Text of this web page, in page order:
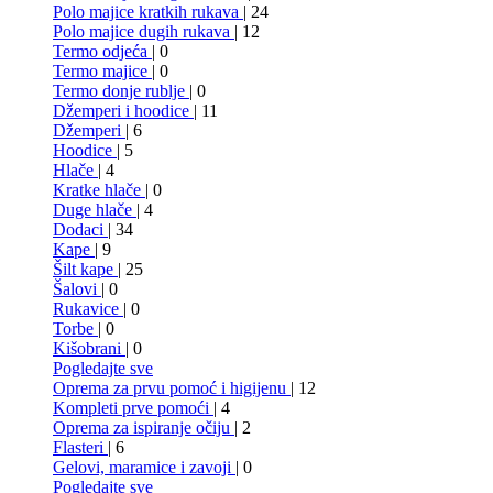
Polo majice kratkih rukava | 24
Polo majice dugih rukava | 12
Termo odjeća | 0
Termo majice | 0
Termo donje rublje | 0
Džemperi i hoodice | 11
Džemperi | 6
Hoodice | 5
Hlače | 4
Kratke hlače | 0
Duge hlače | 4
Dodaci | 34
Kape | 9
Šilt kape | 25
Šalovi | 0
Rukavice | 0
Torbe | 0
Kišobrani | 0
Pogledajte sve
Oprema za prvu pomoć i higijenu | 12
Kompleti prve pomoći | 4
Oprema za ispiranje očiju | 2
Flasteri | 6
Gelovi, maramice i zavoji | 0
Pogledajte sve